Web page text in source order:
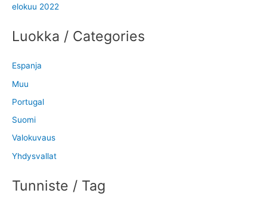
elokuu 2022
Luokka / Categories
Espanja
Muu
Portugal
Suomi
Valokuvaus
Yhdysvallat
Tunniste / Tag